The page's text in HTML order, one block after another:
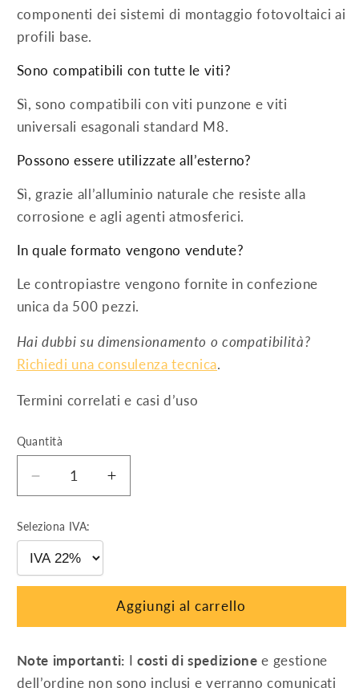
componenti dei sistemi di montaggio fotovoltaici ai
profili base.
Sono compatibili con tutte le viti?
Sì, sono compatibili con viti punzone e viti
universali esagonali standard M8.
Possono essere utilizzate all’esterno?
Sì, grazie all’alluminio naturale che resiste alla
corrosione e agli agenti atmosferici.
In quale formato vengono vendute?
Le contropiastre vengono fornite in confezione
unica da 500 pezzi.
Hai dubbi su dimensionamento o compatibilità?
Richiedi una consulenza tecnica.
Termini correlati e casi d’uso
Quantità
Diminuisci
quantità
per
Contropiastre
(confez.
500
Aumenta
quantità
Seleziona IVA:
Aggiungi al carrello
Note importanti: Icosti di spedizione e gestione
dell’ordine non sono inclusi e verranno comunicati